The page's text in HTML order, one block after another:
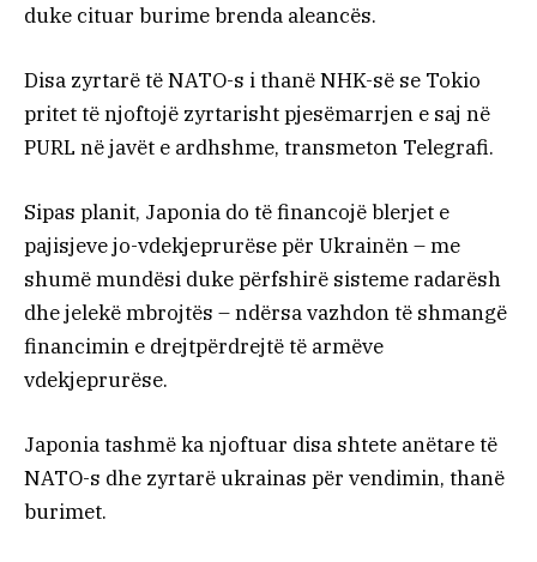
duke cituar burime brenda aleancës.
Disa zyrtarë të NATO-s i thanë NHK-së se Tokio
pritet të njoftojë zyrtarisht pjesëmarrjen e saj në
PURL në javët e ardhshme, transmeton Telegrafi.
Sipas planit, Japonia do të financojë blerjet e
pajisjeve jo-vdekjeprurëse për Ukrainën – me
shumë mundësi duke përfshirë sisteme radarësh
dhe jelekë mbrojtës – ndërsa vazhdon të shmangë
financimin e drejtpërdrejtë të armëve
vdekjeprurëse.
Japonia tashmë ka njoftuar disa shtete anëtare të
NATO-s dhe zyrtarë ukrainas për vendimin, thanë
burimet.